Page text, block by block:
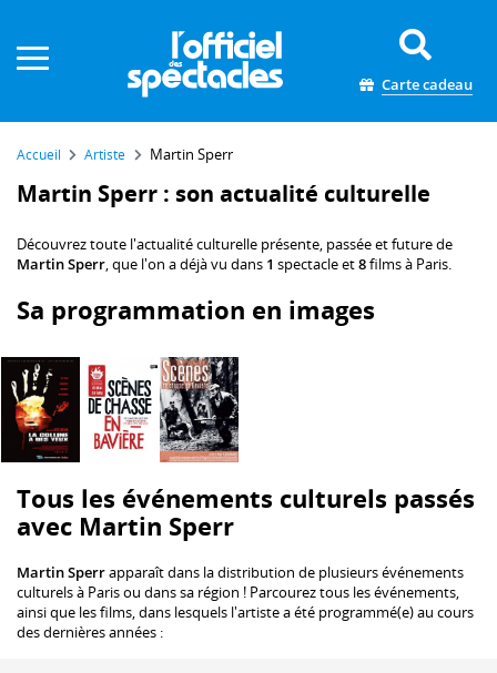
Carte cadeau
Accueil Artiste Martin Sperr
Martin Sperr : son actualité culturelle
Découvrez toute l'actualité culturelle présente, passée et future de
Martin Sperr, que l'on a déjà vu dans 1 spectacle et8films à Paris.
Sa programmation en images
Tous les événements culturels passés
avec Martin Sperr
Martin Sperrapparaît dans la distribution de plusieurs événements
culturels à Paris ou dans sa région ! Parcourez tous les événements,
ainsi que les films, dans lesquels l'artiste a été programmé(e) au cours
des dernières années :